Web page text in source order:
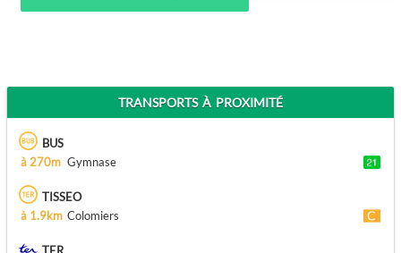
TRANSPORTS À PROXIMITÉ
BUS
à 270m Gymnase
TISSEO
à 1.9km Colomiers